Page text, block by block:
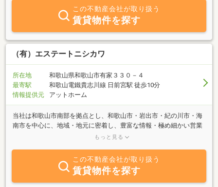
この不動産会社が取り扱う
賃貸物件を探す
（有）エステートニシカワ
所在地
和歌山県和歌山市有家３３０－４
最寄駅
和歌山電鐵貴志川線 日前宮駅 徒歩10分
情報提供元
アットホーム
当社は和歌山市南部を拠点とし、和歌山市・岩出市・紀の川市・海
南市を中心に、地域・地元に密着し、豊富な情報・極め細かい営業
を心がけてがんばっております。『売りたい』『買いたい』『借り
ご相談も賜っております。
もっと見る
この不動産会社が取り扱う
賃貸物件を探す